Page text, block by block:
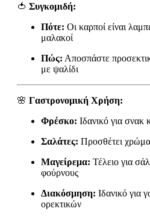
🍅 Συγκομιδή:
Πότε: Οι καρποί είναι
μαλακοί
Πώς: Αποσπάστε
με ψαλίδι
🌸 Γαστρονομική Χρήση:
Φρέσκο: Ιδανικό για σνακ
Σαλάτες: Προσθέτει
Μαγείρεμα: Τέλειο για
φούρνους
Διακόσμηση: Ιδανικό για
ορεκτικών